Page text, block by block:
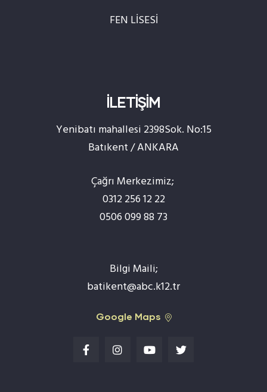
FEN LİSESİ
İLETİŞİM
Yenibatı mahallesi 2398Sok. No:15
Batıkent / ANKARA
Çağrı Merkezimiz;
0312 256 12 22
0506 099 88 73
Bilgi Maili;
batikent@abc.k12.tr
Google Maps